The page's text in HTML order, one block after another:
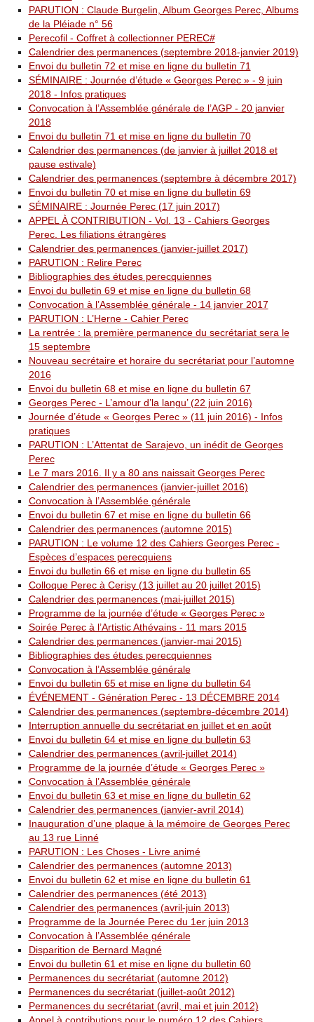
PARUTION : Claude Burgelin, Album Georges Perec, Albums
de la Pléiade n° 56
Perecofil - Coffret à collectionner PEREC#
Calendrier des permanences (septembre 2018-janvier 2019)
Envoi du bulletin 72 et mise en ligne du bulletin 71
SÉMINAIRE : Journée d’étude « Georges Perec » - 9 juin
2018 - Infos pratiques
Convocation à l’Assemblée générale de l’AGP - 20 janvier
2018
Envoi du bulletin 71 et mise en ligne du bulletin 70
Calendrier des permanences (de janvier à juillet 2018 et
pause estivale)
Calendrier des permanences (septembre à décembre 2017)
Envoi du bulletin 70 et mise en ligne du bulletin 69
SÉMINAIRE : Journée Perec (17 juin 2017)
APPEL À CONTRIBUTION - Vol. 13 - Cahiers Georges
Perec. Les filiations étrangères
Calendrier des permanences (janvier-juillet 2017)
PARUTION : Relire Perec
Bibliographies des études perecquiennes
Envoi du bulletin 69 et mise en ligne du bulletin 68
Convocation à l’Assemblée générale - 14 janvier 2017
PARUTION : L’Herne - Cahier Perec
La rentrée : la première permanence du secrétariat sera le
15 septembre
Nouveau secrétaire et horaire du secrétariat pour l’automne
2016
Envoi du bulletin 68 et mise en ligne du bulletin 67
Georges Perec - L’amour d’la langu’ (22 juin 2016)
Journée d’étude « Georges Perec » (11 juin 2016) - Infos
pratiques
PARUTION : L’Attentat de Sarajevo, un inédit de Georges
Perec
Le 7 mars 2016. Il y a 80 ans naissait Georges Perec
Calendrier des permanences (janvier-juillet 2016)
Convocation à l’Assemblée générale
Envoi du bulletin 67 et mise en ligne du bulletin 66
Calendrier des permanences (automne 2015)
PARUTION : Le volume 12 des Cahiers Georges Perec -
Espèces d’espaces perecquiens
Envoi du bulletin 66 et mise en ligne du bulletin 65
Colloque Perec à Cerisy (13 juillet au 20 juillet 2015)
Calendrier des permanences (mai-juillet 2015)
Programme de la journée d’étude « Georges Perec »
Soirée Perec à l’Artistic Athévains - 11 mars 2015
Calendrier des permanences (janvier-mai 2015)
Bibliographies des études perecquiennes
Convocation à l’Assemblée générale
Envoi du bulletin 65 et mise en ligne du bulletin 64
ÉVÉNEMENT - Génération Perec - 13 DÉCEMBRE 2014
Calendrier des permanences (septembre-décembre 2014)
Interruption annuelle du secrétariat en juillet et en août
Envoi du bulletin 64 et mise en ligne du bulletin 63
Calendrier des permanences (avril-juillet 2014)
Programme de la journée d’étude « Georges Perec »
Convocation à l’Assemblée générale
Envoi du bulletin 63 et mise en ligne du bulletin 62
Calendrier des permanences (janvier-avril 2014)
Inauguration d’une plaque à la mémoire de Georges Perec
au 13 rue Linné
PARUTION : Les Choses - Livre animé
Calendrier des permanences (automne 2013)
Envoi du bulletin 62 et mise en ligne du bulletin 61
Calendrier des permanences (été 2013)
Calendrier des permanences (avril-juin 2013)
Programme de la Journée Perec du 1er juin 2013
Convocation à l’Assemblée générale
Disparition de Bernard Magné
Envoi du bulletin 61 et mise en ligne du bulletin 60
Permanences du secrétariat (automne 2012)
Permanences du secrétariat (juillet-août 2012)
Permanences du secrétariat (avril, mai et juin 2012)